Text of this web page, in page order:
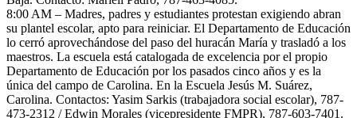
8:00 AM – Madres, padres y estudiantes protestan exigiendo abran
su plantel escolar, apto para reiniciar. El Departamento de Educación
lo cerró aprovechándose del paso del huracán María y trasladó a los
maestros. La escuela está catalogada de excelencia por el propio
Departamento de Educación por los pasados cinco años y es la
única del campo de Carolina. En la Escuela Jesús M. Suárez,
Carolina. Contactos: Yasim Sarkis (trabajadora social escolar), 787-
473-2312 / Edwin Morales (vicepresidente FMPR), 787-603-7401.